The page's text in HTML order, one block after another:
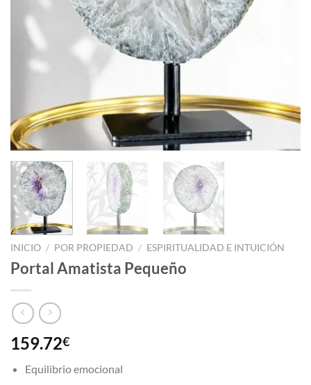
INICIO / POR PROPIEDAD / ESPIRITUALIDAD E INTUICIÓN
Portal Amatista Pequeño
159.72€
Equilibrio emocional